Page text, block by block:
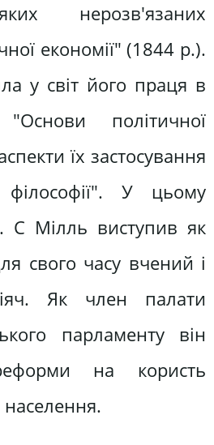
нерозв'язаних
економії" (1844 р.).
у світ його праця в
політичної
їх застосування
філософії". У цьому
С Мілль виступив як
свого часу вчений і
Як член палати
парламенту він
на користь